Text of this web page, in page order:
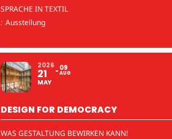
SPRACHE IN TEXTIL
: Ausstellung
2026
21
MAY
09
AUG
DESIGN FOR DEMOCRACY
WAS GESTALTUNG BEWIRKEN KANN!